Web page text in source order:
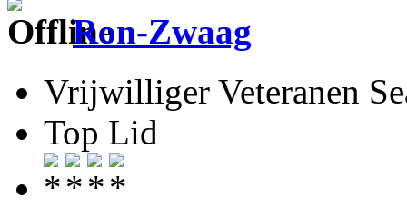
Ron-Zwaag
Vrijwilliger Veteranen
Top Lid